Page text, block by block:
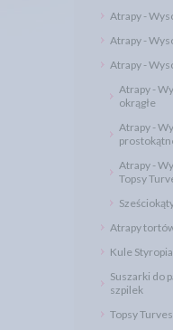
Atrapy -
Atrapy -
Atrapy -
Atrapy -
okrągłe
Atrapy -
Atrapy -
Topsy
Atrapy
Kule
Suszarki do
szpilek
Topsy Turves